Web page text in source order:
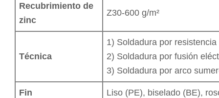
Recubrimiento de
zinc
Z30-600 g/m²
Técnica
1) Soldadura por
2) Soldadura por fusión
3) Soldadura por arco
Fin Liso (PE), biselado (BE),